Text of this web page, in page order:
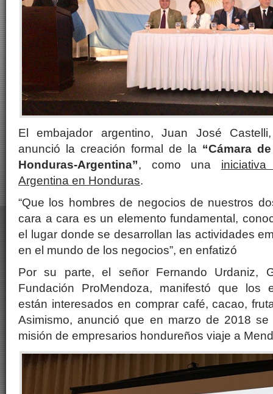
El embajador argentino, Juan José
anunció la creación formal de la “Cámara
Honduras-Argentina”, como una
Argentina en Honduras.
“Que los hombres de negocios de nuestros
cara a cara es un elemento fundamental,
el lugar donde se desarrollan las actividades
en el mundo de los negocios”, en enfatizó
Por su parte, el señor Fernando Urdaniz,
Fundación ProMendoza, manifestó que los
están interesados en comprar café, cacao,
Asimismo, anunció que en marzo de 2018
misión de empresarios hondureños viaje a